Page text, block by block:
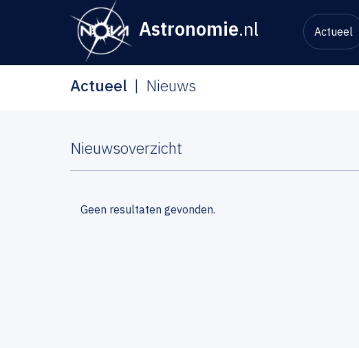
Astronomie.nl Actueel
Actueel Nieuws
Nieuwsoverzicht
Geen resultaten gevonden.